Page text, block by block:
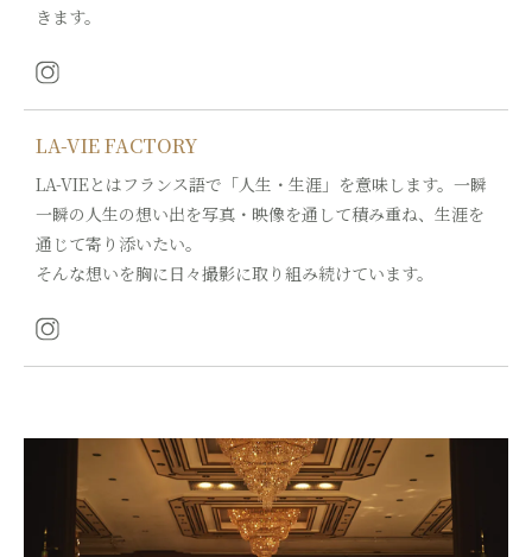
きます。
LA-VIE FACTORY
LA-VIEとはフランス語で「人生・生涯」を意味します。一瞬
一瞬の人生の想い出を写真・映像を通して積み重ね、生涯を
通じて寄り添いたい。
そんな想いを胸に日々撮影に取り組み続けています。